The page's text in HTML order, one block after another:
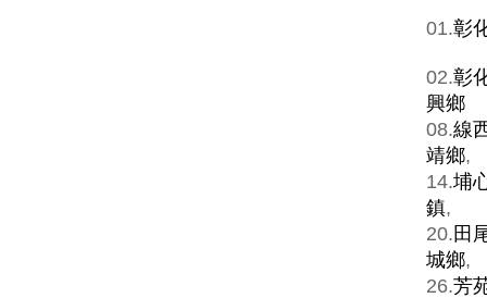
01.彰
02.彰
興鄉
08.線
靖鄉,
14.埔
鎮,
20. 田
城鄉,
26.芳